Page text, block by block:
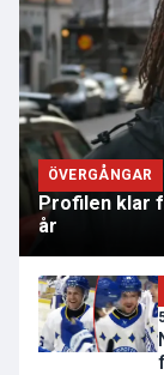
ÖVERGÅNGAR
Profilen klar
år